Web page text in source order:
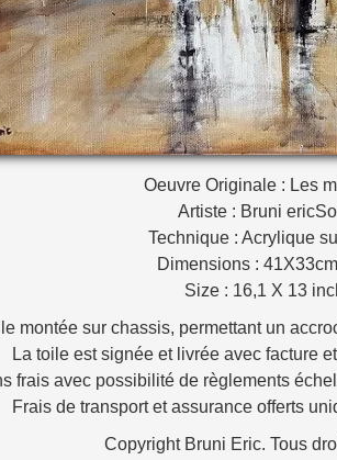
Oeuvre Originale : Les
Artiste : Bruni
Technique : Acrylique
Dimensions :
Size : 16,1 X 13
montée sur chassis, permettant un
La toile est signée et livrée avec facture
frais avec possibilité de règlements
Frais de transport et assurance offerts
Copyright Bruni Eric. Tous